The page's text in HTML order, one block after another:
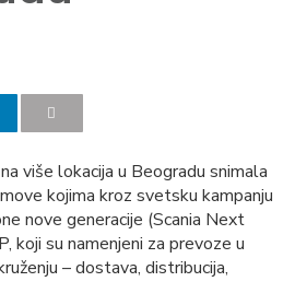
više lokacija u Beogradu snimala
kojima kroz svetsku kampanju
nove generacije (Scania Next
koji su namenjeni za prevoze u
– dostava, distribucija,